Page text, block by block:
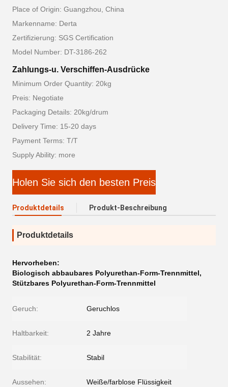
Place of Origin: Guangzhou, China
Markenname: Derta
Zertifizierung: SGS Certification
Model Number: DT-3186-262
Zahlungs-u. Verschiffen-Ausdrücke
Minimum Order Quantity: 20kg
Preis: Negotiate
Packaging Details: 20kg/drum
Delivery Time: 15-20 days
Payment Terms: T/T
Supply Ability: more
Holen Sie sich den besten Preis
Produktdetails Produkt-Beschreibung
Produktdetails
Hervorheben:
Biologisch abbaubares Polyurethan-Form-Trennmittel,
Stützbares Polyurethan-Form-Trennmittel
Geruch: Geruchlos
Haltbarkeit: 2 Jahre
Stabilität: Stabil
Aussehen: Weiße/farblose Flüssigkeit